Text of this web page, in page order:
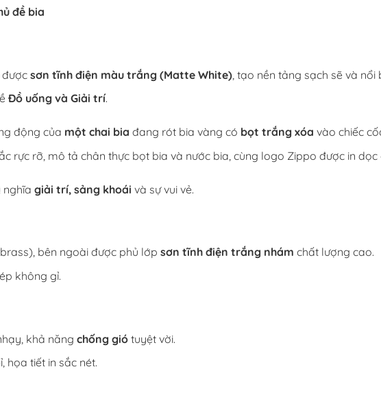
đề bia
sơn tĩnh điện màu trắng (Matte White), tạo nền tảng sạch sẽ và nổi
Đồ uống và Giải trí.
động của một chai bia đang rót bia vàng có bọt trắng xóa vào chiếc
rực rỡ, mô tả chân thực bọt bia và nước bia, cùng logo Zippo được in dọc
giải trí, sảng khoái và sự vui vẻ.
bên ngoài được phủ lớp sơn tĩnh điện trắng nhám chất lượng cao.
không gỉ.
khả năng chống giótuyệt vời.
họa tiết in sắc nét.